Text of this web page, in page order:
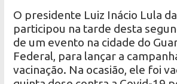
O presidente Luiz Inácio Lula
participou na tarde desta
de um evento na cidade do
Federal, para lançar a
vacinação. Na ocasião, ele foi